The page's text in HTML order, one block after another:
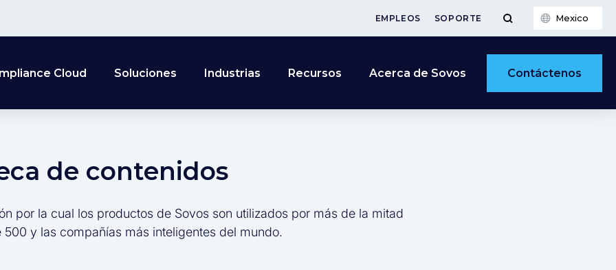
EMPLEOS SOPORTE Mexico
Cloud Soluciones Industrias Recursos Acerca de Sovos Contáctenos
de contenidos
por la cual los productos de Sovos son utilizados por más de la mitad
500 y las compañías más inteligentes del mundo.